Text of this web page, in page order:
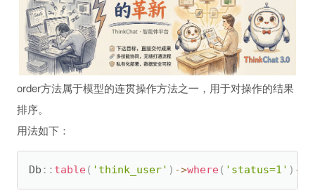
order方法属于模型的连贯操作方法之一，用于对操作的结果
排序。
用法如下：
Db : : table( 'think_user' ) ->where( 'status=1' ) -